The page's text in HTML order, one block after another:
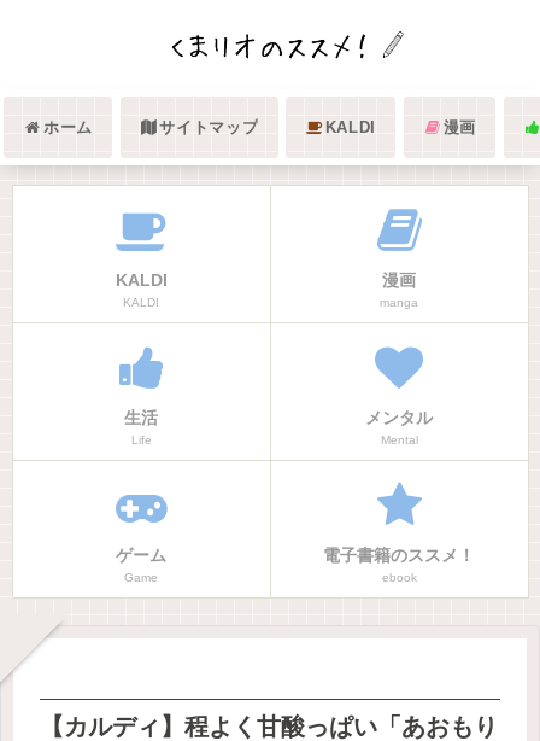
ホーム サイトマップ KALDI 漫画
KALDI
KALDI
漫画
manga
生活
Life
メンタル
Mental
ゲーム
Game
電子書籍のススメ！
ebook
【カルディ】程よく甘酸っぱい「あおもり